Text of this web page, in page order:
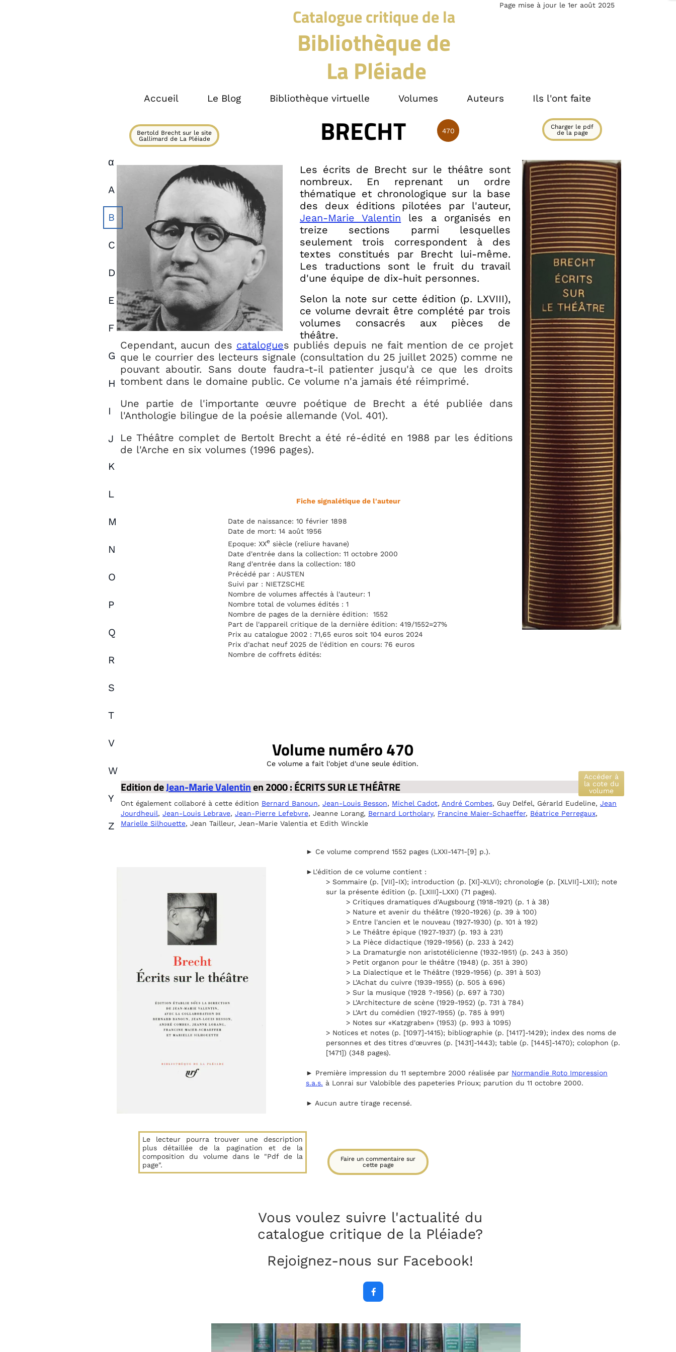
Catalogue critique de la
Bibliothèque de
La Pléiade
α
A
B
C
D
E
F
G
H
I
J
K
L
M
N
O
P
Q
R
S
T
V
W
Y
Z
Accueil Le Blog Bibliothèque virtuelle Volumes Auteurs Ils l'ont faite
Page mise à jour le 1er août 2025
BRECHT
Charger le pdf
de la page
470
Bertold Brecht sur le site
Gallimard de La Pléiade
Les écrits de Brecht sur le théâtre sont
nombreux. En reprenant un ordre
thématique et chronologique sur la base
des deux éditions pilotées par l'auteur,
Jean-Marie Valentin les a organisés en
treize sections parmi lesquelles
seulement trois correspondent à des
textes constitués par Brecht lui-même.
Les traductions sont le fruit du travail
d'une équipe de dix-huit personnes.
Selon la note sur cette édition (p. LXVIII),
ce volume devrait être complété par trois
volumes consacrés aux pièces de
théâtre.
Cependant, aucun des catalogues publiés depuis ne fait mention de ce projet
que le courrier des lecteurs signale (consultation du 25 juillet 2025) comme ne
pouvant aboutir. Sans doute faudra-t-il patienter jusqu'à ce que les droits
tombent dans le domaine public. Ce volume n'a jamais été réimprimé.
Une partie de l'importante œuvre poétique de Brecht a été publiée dans
l'Anthologie bilingue de la poésie allemande (Vol. 401).
Le Théâtre complet de Bertolt Brecht a été ré-édité en 1988 par les éditions
de l'Arche en six volumes (1996 pages).
Fiche signalétique de l'auteur
Date de naissance: 10 février 1898
Date de mort: 14 août 1956
Epoque: XXe siècle (reliure havane)
Date d'entrée dans la collection: 11 octobre 2000
Rang d'entrée dans la collection: 180
Précédé par : AUSTEN
Suivi par : NIETZSCHE
Nombre de volumes affectés à l'auteur: 1
Nombre total de volumes édités : 1
Nombre de pages de la dernière édition: 1552
Part de l'appareil critique de la dernière édition: 419/1552=27%
Prix au catalogue 2002 : 71,65 euros soit 104 euros 2024
Prix d'achat neuf 2025 de l'édition en cours: 76 euros
Nombre de coffrets édités:
Volume numéro 470
Ce volume a fait l'objet d'une seule édition.
Accéder à
la cote du
volume
Edition deJean-Marie Valentinen 2000 : ÉCRITS SUR LE THÉÂTRE
Ont également collaboré à cette édition Bernard Banoun, Jean-Louis Besson, Michel Cadot, André Combes, Guy Delfel, Gérarld Eudeline, Jean
Jourdheuil, Jean-Louis Lebrave, Jean-Pierre Lefebvre, Jeanne Lorang, Bernard Lortholary, Francine Maier-Schaeffer, Béatrice Perregaux,
Marielle Silhouette, Jean Tailleur, Jean-Marie Valentia et Edith Winckle
► Ce volume comprend 1552 pages (LXXI-1471-[9] p.).
►L'édition de ce volume contient :
> Sommaire (p. [VII]-IX); introduction (p. [XI]-XLVI); chronologie (p. [XLVII]-LXII); note
sur la présente édition (p. [LXIII]-LXXI) (71 pages).
> Critiques dramatiques d'Augsbourg (1918-1921) (p. 1 à 38)
> Nature et avenir du théâtre (1920-1926) (p. 39 à 100)
> Entre l'ancien et le nouveau (1927-1930) (p. 101 à 192)
> Le Théâtre épique (1927-1937) (p. 193 à 231)
> La Pièce didactique (1929-1956) (p. 233 à 242)
> La Dramaturgie non aristotélicienne (1932-1951) (p. 243 à 350)
> Petit organon pour le théâtre (1948) (p. 351 à 390)
> La Dialectique et le Théâtre (1929-1956) (p. 391 à 503)
> L'Achat du cuivre (1939-1955) (p. 505 à 696)
> Sur la musique (1928 ?-1956) (p. 697 à 730)
> L'Architecture de scène (1929-1952) (p. 731 à 784)
> L'Art du comédien (1927-1955) (p. 785 à 991)
> Notes sur «Katzgraben» (1953) (p. 993 à 1095)
> Notices et notes (p. [1097]-1415); bibliographie (p. [1417]-1429); index des noms de
personnes et des titres d'œuvres (p. [1431]-1443); table (p. [1445]-1470); colophon (p.
[1471]) (348 pages).
► Première impression du 11 septembre 2000 réalisée par Normandie Roto Impression
s.a.s. à Lonrai sur Valobible des papeteries Prioux; parution du 11 octobre 2000.
► Aucun autre tirage recensé.
Le lecteur pourra trouver une description
plus détaillée de la pagination et de la
composition du volume dans le "Pdf de la
page".
Faire un commentaire sur
cette page
Vous voulez suivre l'actualité du
catalogue critique de la Pléiade?
Rejoignez-nous sur Facebook!
